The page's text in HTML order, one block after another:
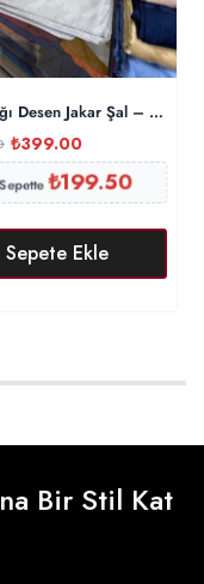
– Taş
Desen Jakar Şal – Gümüş
₺399.00
Sepette₺199.50
Sepete Ekle
Bir Stil Kat